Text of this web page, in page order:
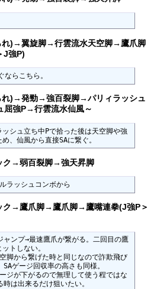
れ)→翼旋脚→行雲流水天空脚→鷹爪脚
J強P)
ならこちら。
れ)→発勁→強百裂脚→パリィラッシュ
屈強P→行雲流水仙風～
シュ立ち中Pで拾った後は天空脚や強
、仙風から直接SAに繋ぐ。
ク→弱百裂脚→強天昇脚
ラッシュコンボから
ク→鷹爪脚→鷹爪脚→鷹嘴連拳(J強P＞
ャンプ→最速鷹爪が繋がる。二回目の鷹
トしない。
脚から繋げた時と同じなので詐欺飛び
ゲージ回収率の高さも同様。
ジが下がるので無理して使う程ではな
は出来るだけ狙いたい。